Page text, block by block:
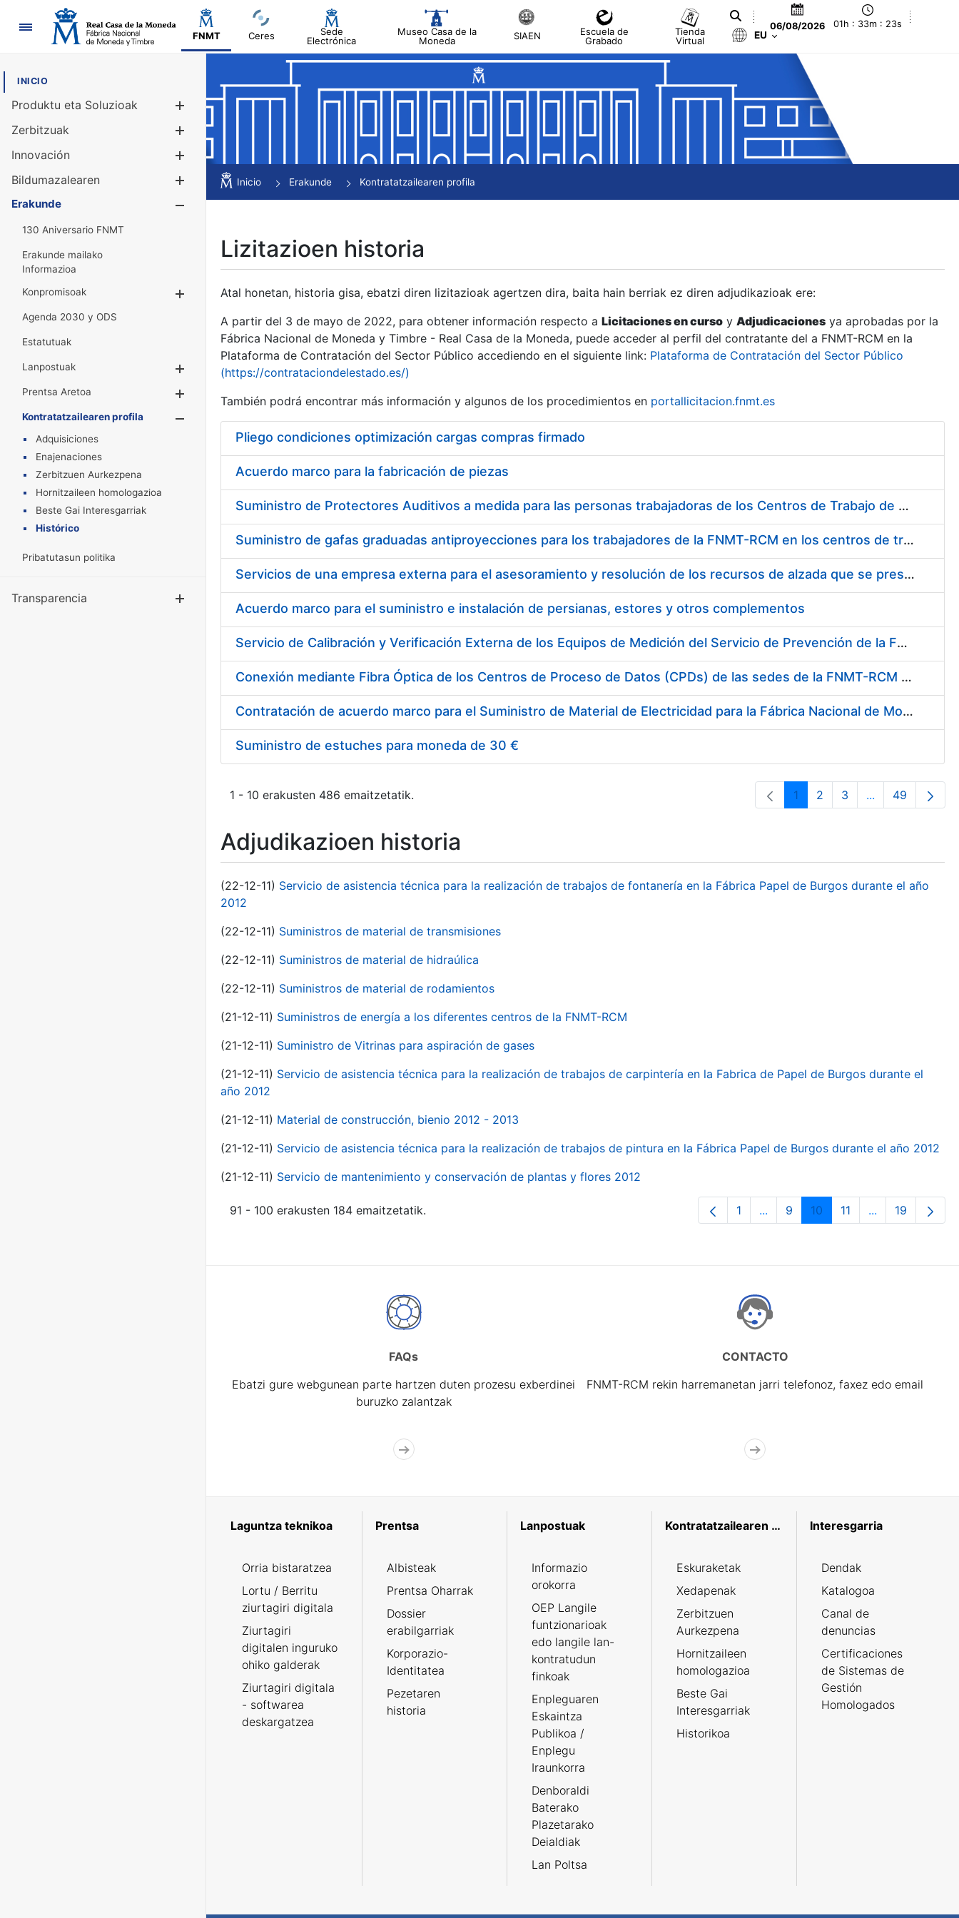
Nabigazioa
FNMT Ceres
Sede
Electrónica
Museo Casa de la
Moneda
SIAEN
Escuela de
Grabado
Tienda
Virtual
06/08/2026 01h : 33m : 24s
EU
INICIO
Produktu eta Soluzioak
Erakutsi/Ezkutatu
Zerbitzuak
Innovación
Bildumazalearen
Erakutsi/Ezkutatu
Erakunde
130 Aniversario FNMT
Erakunde mailako
Informazioa
Konpromisoak
Erakutsi/Ezkutatu
Agenda 2030 y ODS
Estatutuak
Lanpostuak
Erakutsi/Ezkutatu
Prentsa Aretoa
Erakutsi/Ezkutatu
Kontratatzailearen profila
Erakutsi/Ezkutatu
Adquisiciones
Enajenaciones
Zerbitzuen Aurkezpena
Hornitzaileen homologazioa
Beste Gai Interesgarriak
Histórico
Pribatutasun politika
Transparencia Erakutsi/Ezkutatu
Inicio Erakunde Kontratatzailearen profila
Lizitazioen historia
Atal honetan, historia gisa, ebatzi diren lizitazioak agertzen dira, baita hain berriak ez diren adjudikazioak ere:
A partir del 3 de mayo de 2022, para obtener información respecto a Licitaciones en curso y Adjudicaciones ya aprobadas por la
Fábrica Nacional de Moneda y Timbre - Real Casa de la Moneda, puede acceder al perfil del contratante del a FNMT-RCM en la
Plataforma de Contratación del Sector Público accediendo en el siguiente link: Plataforma de Contratación del Sector Público
(https://contrataciondelestado.es/)
También podrá encontrar más información y algunos de los procedimientos en portallicitacion.fnmt.es
Pliego condiciones optimización cargas compras firmado
Acuerdo marco para la fabricación de piezas
Suministro de Protectores Auditivos a medida para las personas trabajadoras de los Centros de Trabajo de Madrid y Burgos
Suministro de gafas graduadas antiproyecciones para los trabajadores de la FNMT-RCM en los centros de trabajo de Madrid y Burgos
Servicios de una empresa externa para el asesoramiento y resolución de los recursos de alzada que se presentan relacionados con procesos de selección para la FNMT-RCM
Acuerdo marco para el suministro e instalación de persianas, estores y otros complementos
Servicio de Calibración y Verificación Externa de los Equipos de Medición del Servicio de Prevención de la FNMT-RCM
Conexión mediante Fibra Óptica de los Centros de Proceso de Datos (CPDs) de las sedes de la FNMT-RCM de Burgos y Madrid
Contratación de acuerdo marco para el Suministro de Material de Electricidad para la Fábrica Nacional de Moneda y Timbre-Real Casa de la Moneda en su centro de trabajo de Burgos
Suministro de estuches para moneda de 30 €
1 - 10 erakusten 486 emaitzetatik. Orrialdea
1 Orrialdea
2 Orrialdea
3 ...Intermediate
Orrialdea
49
Adjudikazioen historia
(22-12-11) Servicio de asistencia técnica para la realización de trabajos de fontanería en la Fábrica Papel de Burgos durante el año
2012
(22-12-11) Suministros de material de transmisiones
(22-12-11) Suministros de material de hidraúlica
(22-12-11) Suministros de material de rodamientos
(21-12-11) Suministros de energía a los diferentes centros de la FNMT-RCM
(21-12-11) Suministro de Vitrinas para aspiración de gases
(21-12-11) Servicio de asistencia técnica para la realización de trabajos de carpintería en la Fabrica de Papel de Burgos durante el
año 2012
(21-12-11) Material de construcción, bienio 2012 - 2013
(21-12-11) Servicio de asistencia técnica para la realización de trabajos de pintura en la Fábrica Papel de Burgos durante el año 2012
(21-12-11) Servicio de mantenimiento y conservación de plantas y flores 2012
91 - 100 erakusten 184 emaitzetatik. Orrialdea
1 ...Intermediate Pages Use TAB to
Orrialdea
9 Orrialdea
10 Orrialdea
11 ...Intermediate
Orrialdea
19
FAQs
Ebatzi gure webgunean parte hartzen duten prozesu exberdinei
buruzko zalantzak
CONTACTO
FNMT-RCM rekin harremanetan jarri telefonoz, faxez edo email
Laguntza teknikoa
Orria bistaratzea
Lortu / Berritu
ziurtagiri digitala
Ziurtagiri
digitalen inguruko
ohiko galderak
Ziurtagiri digitala
- softwarea
deskargatzea
Prentsa
Albisteak
Prentsa Oharrak
Dossier
erabilgarriak
Korporazio-
Identitatea
Pezetaren
historia
Lanpostuak
Informazio
orokorra
OEP Langile
funtzionarioak
edo langile lan-
kontratudun
finkoak
Enpleguaren
Eskaintza
Publikoa /
Enplegu
Iraunkorra
Denboraldi
Baterako
Plazetarako
Deialdiak
Lan Poltsa
Kontratatzailearen profila
Eskuraketak
Xedapenak
Zerbitzuen
Aurkezpena
Hornitzaileen
homologazioa
Beste Gai
Interesgarriak
Historikoa
Interesgarria
Dendak
Katalogoa
Canal de
denuncias
Certificaciones
de Sistemas de
Gestión
Homologados